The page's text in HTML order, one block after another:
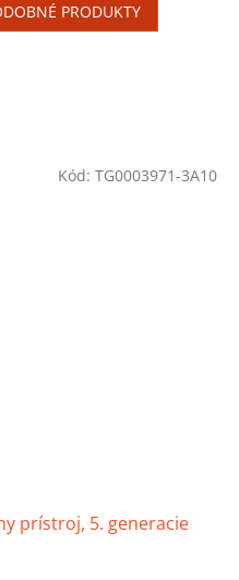
prístroj, 5. generacie
Kód: TG0003971-3A10
PRODUKTY